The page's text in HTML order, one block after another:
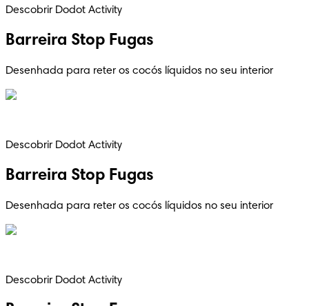
Descobrir Dodot Activity
Barreira Stop Fugas
Desenhada para reter os cocós líquidos no seu interior
Descobrir Dodot Activity
Barreira Stop Fugas
Desenhada para reter os cocós líquidos no seu interior
Descobrir Dodot Activity